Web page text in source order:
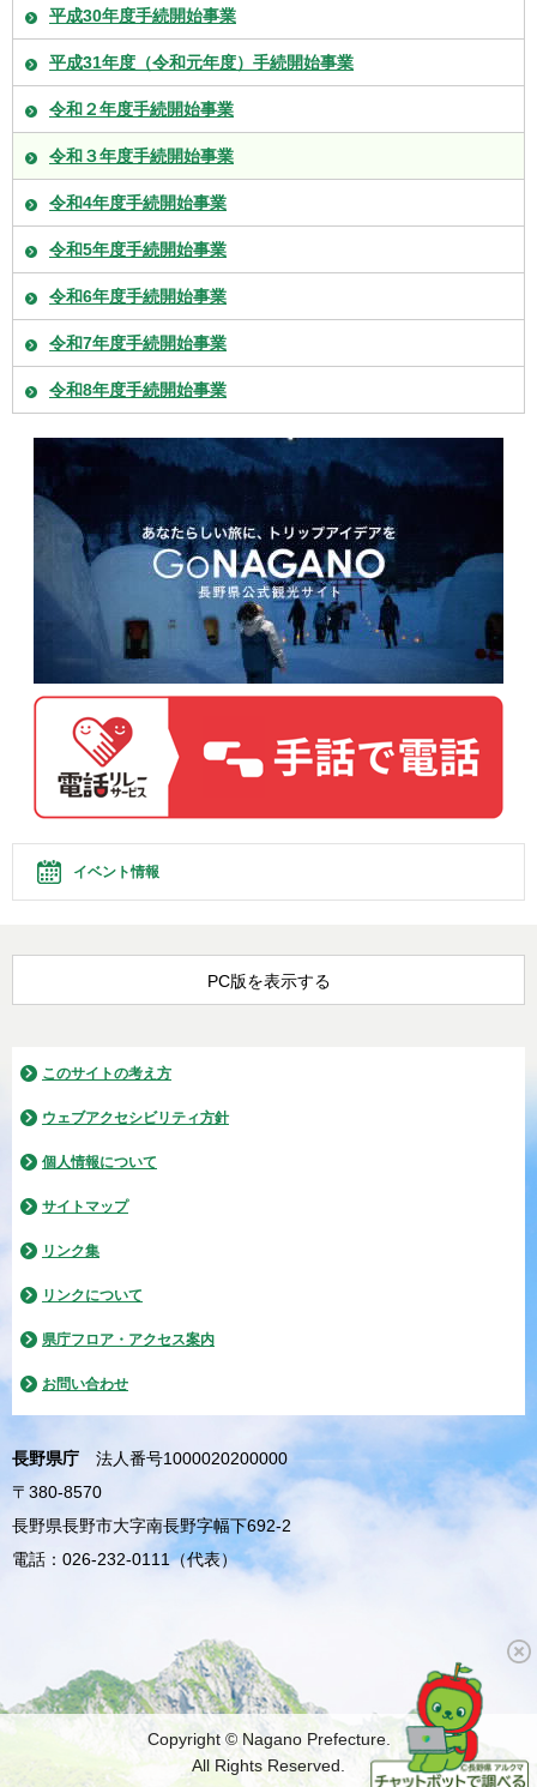
平成30年度手続開始事業
平成31年度（令和元年度）手続開始事業
令和２年度手続開始事業
令和３年度手続開始事業
令和4年度手続開始事業
令和5年度手続開始事業
令和6年度手続開始事業
令和7年度手続開始事業
令和8年度手続開始事業
イベント情報
PC版を表示する
このサイトの考え方
ウェブアクセシビリティ方針
個人情報について
サイトマップ
リンク集
リンクについて
県庁フロア・アクセス案内
お問い合わせ
長野県庁
法人番号1000020200000
〒380-8570
長野県長野市大字南長野字幅下692-2
電話：026-232-0111（代表）
Copyright © Nagano Prefecture.
All Rights Reserved.